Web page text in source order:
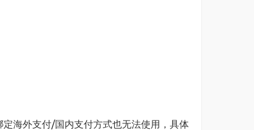
海外支付/国内支付方式也无法使用，具体